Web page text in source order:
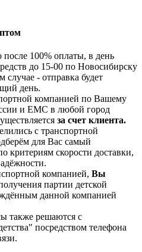
после 100% оплаты, в день
до 15-00 по Новосибирску
- отправка будет
день.
компанией по Вашему
и ЕМС в любой город
за счет клиента.
с транспортной
для Вас самый
критериям скорости доставки,
компанией, Вы
партии детской
данной компанией
также решаются с
посредством телефона